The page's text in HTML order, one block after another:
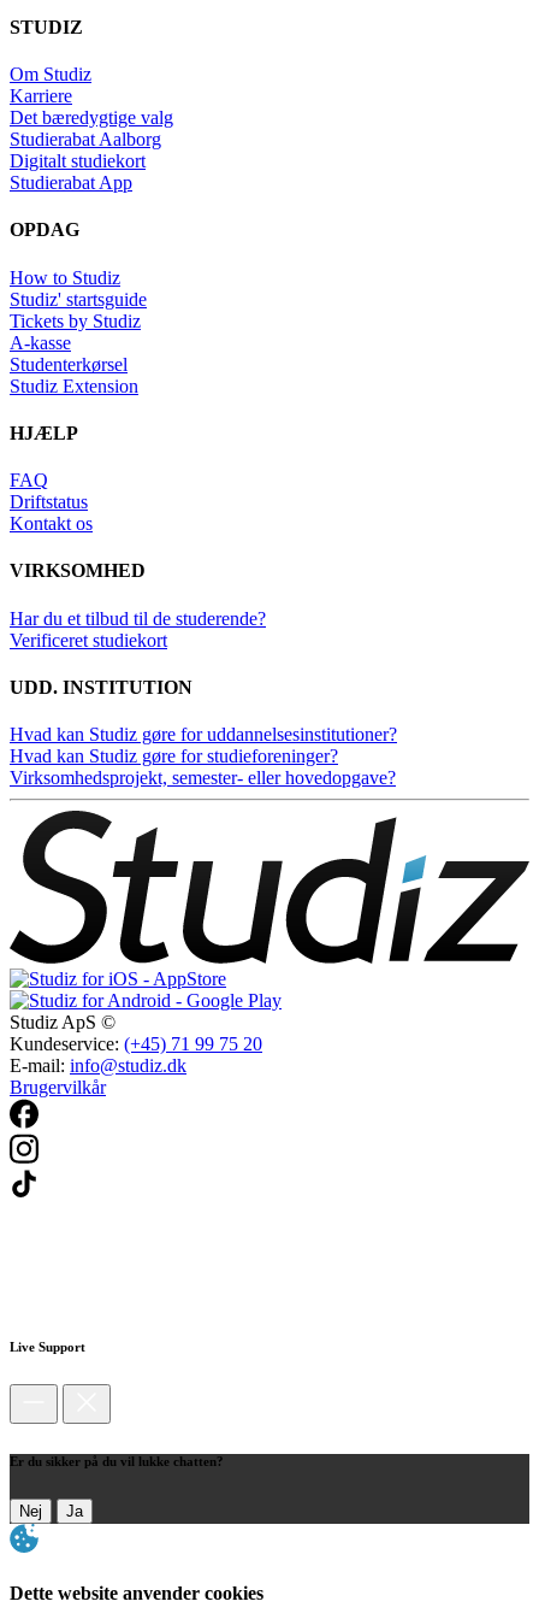
STUDIZ
Om Studiz
Karriere
Det bæredygtige valg
Studierabat Aalborg
Digitalt studiekort
Studierabat App
OPDAG
How to Studiz
Studiz' startsguide
Tickets by Studiz
A-kasse
Studenterkørsel
Studiz Extension
HJÆLP
FAQ
Driftstatus
Kontakt os
VIRKSOMHED
Har du et tilbud til de studerende?
Verificeret studiekort
UDD. INSTITUTION
Hvad kan Studiz gøre for uddannelsesinstitutioner?
Hvad kan Studiz gøre for studieforeninger?
Virksomhedsprojekt, semester- eller hovedopgave?
Studiz ApS ©
Kundeservice: (+45) 71 99 75 20
E-mail: info@studiz.dk
Brugervilkår
Live Support
Er du sikker på du vil lukke chatten?
Nej Ja
Dette website anvender cookies